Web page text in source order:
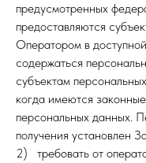
предусмотренных
предоставляются
Оператором в
содержаться
субъектам
когда имеются
персональных данных.
получения установлен
2) требовать от